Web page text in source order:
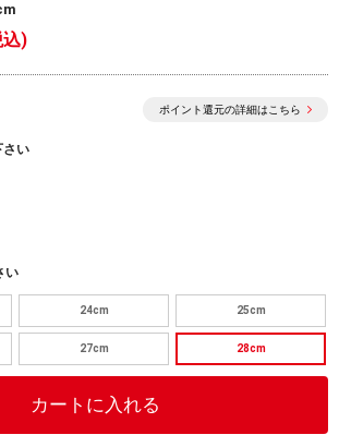
込)
ポイント還元の詳細はこちら
さい
い
24cm 25cm
27cm 28cm